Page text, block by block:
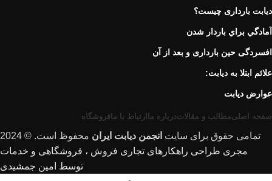
دیابت بارداری چیست؟
آمادگي براي باردار شدن
افسردگی حین بارداری و بعد از آن
علائم ابتلا به دیابت:
عوارض ديابت
صفحه اصلیمطالب و مقالاتدرباره ما ارتباط با ما فروشگاه
تمامی حقوق برای سایت انجمن دیابت ایران محفوظ است. © 2024
مجری طراحی راهکارهای تجاری فروش ، فروشگاهی و خدمات
توسط امین جمشیدی